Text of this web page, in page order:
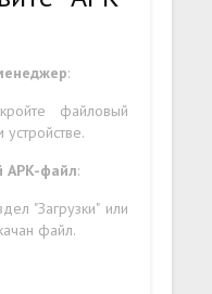
:
файловый
APK-файл:
"Загрузки" или
файл.